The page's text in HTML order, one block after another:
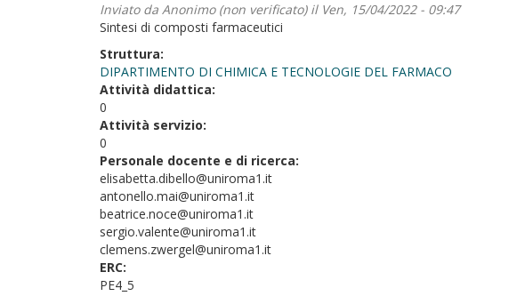
Inviato da Anonimo (non verificato)il Ven, 15/04/2022 - 09:47
Sintesi di composti farmaceutici
Struttura:
DIPARTIMENTO DI CHIMICA E TECNOLOGIE DEL FARMACO
Attività didattica:
0
Attività servizio:
0
Personale docente e di ricerca:
elisabetta.dibello@uniroma1.it
antonello.mai@uniroma1.it
beatrice.noce@uniroma1.it
sergio.valente@uniroma1.it
clemens.zwergel@uniroma1.it
ERC:
PE4_5